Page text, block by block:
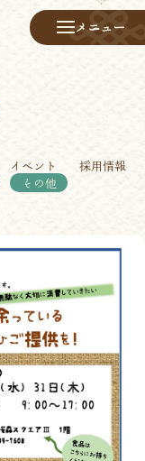
メニュー
イベント
採用情報
その他